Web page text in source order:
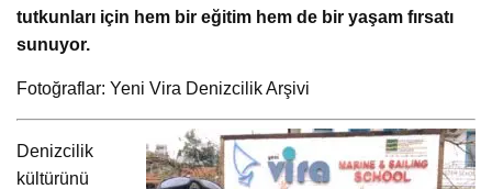
tutkunları için hem bir eğitim hem de bir yaşam fırsatı
sunuyor.
Fotoğraflar: Yeni Vira Denizcilik Arşivi
Denizcilik
kültürünü